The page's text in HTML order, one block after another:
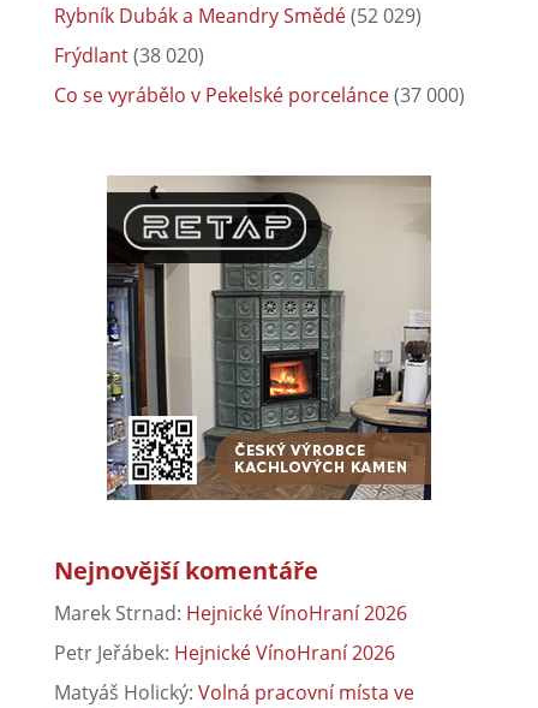
Rybník Dubák a Meandry Smědé(52 029)
Frýdlant(38 020)
Co se vyrábělo v Pekelské porcelánce(37 000)
Nejnovější komentáře
Marek Strnad: Hejnické VínoHraní 2026
Petr Jeřábek: Hejnické VínoHraní 2026
Matyáš Holický: Volná pracovní místa ve